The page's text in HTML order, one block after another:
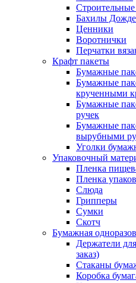
Бахилы
Ценники
Воротнички
Перчатки
Крафт пакеты
Бумажные
Бумажные
крученными
Бумажные
ручек
Бумажные
вырубными
Уголки
Упаковочный
Пленка
Пленка
Слюда
Грипперы
Сумки
Скотч
Бумажная
Держатели
заказ)
Стаканы
Коробка